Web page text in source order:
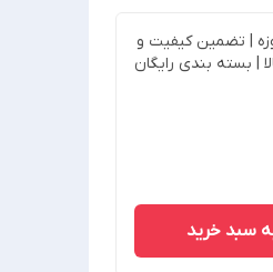
تست 7 روزه | تضمین کیفیت و
| بسته بندی رایگان
سبد خرید